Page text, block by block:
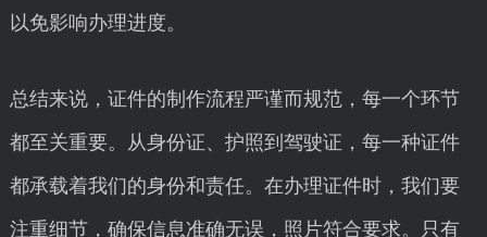
以免影响办理进度。
总结来说，证件的制作流程严谨而规范，每一个环节
都至关重要。从身份证、护照到驾驶证，每一种证件
都承载着我们的身份和责任。在办理证件时，我们要
注重细节，确保信息准确无误，照片符合要求。只有